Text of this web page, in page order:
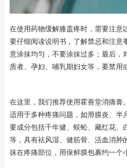
在使用药物缓解膝盖疼时，需要注意
要仔细阅读说明书，了解禁忌和注意
意涂抹均匀，不要涂抹过多；最后，
质者、孕妇、哺乳期妇女等，要禁用
在这里，我们推荐使用霍善堂消痛膏
适用于多种疼痛问题，如滑膜炎、半
要成分包括千年健、蜈蚣、藏红花、
等，具有祛风湿、健筋骨、活血消肿
抹在疼痛部位，用保鲜膜包裹约一个